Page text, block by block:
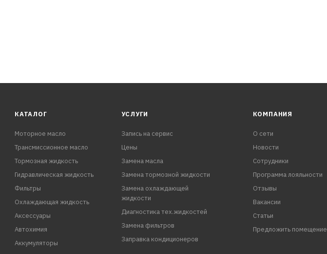
КАТАЛОГ
Моторное масло
Трансмиссионное масло
Тормозная жидкость
Гидравлическая жидкость
Фильтры
Охлаждающая жидкость
Аксессуары
Автохимия
Аккумуляторы
УСЛУГИ
Запись на сервис
Цены
Замена масла
Замена тормозной жидкости
Замена охлаждающей
жидкости
Диагностика тех.жидкостей
Замена фильтров
Заправка кондиционеров
КОМПАНИЯ
О сети
Новости
Сотрудники
Программа лояльности
Отзывы
Вакансии
Статьи
Предложить помещение